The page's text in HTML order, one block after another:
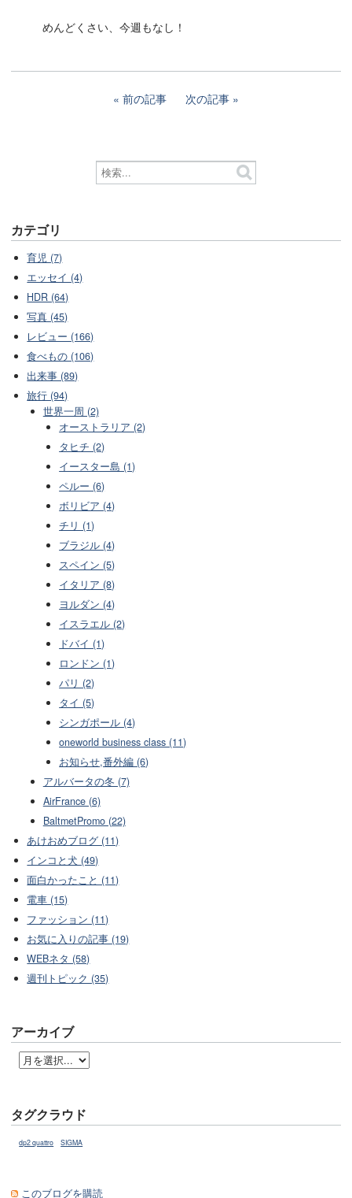
めんどくさい、今週もなし！
前の記事 次の記事
カテゴリ
育児 (7)
エッセイ (4)
HDR (64)
写真 (45)
レビュー (166)
食べもの (106)
出来事 (89)
旅行 (94)
世界一周 (2)
オーストラリア (2)
タヒチ (2)
イースター島 (1)
ペルー (6)
ボリビア (4)
チリ (1)
ブラジル (4)
スペイン (5)
イタリア (8)
ヨルダン (4)
イスラエル (2)
ドバイ (1)
ロンドン (1)
パリ (2)
タイ (5)
シンガポール (4)
oneworld business class (11)
お知らせ,番外編 (6)
アルバータの冬 (7)
AirFrance (6)
BaltmetPromo (22)
あけおめブログ (11)
インコと犬 (49)
面白かったこと (11)
電車 (15)
ファッション (11)
お気に入りの記事 (19)
WEBネタ (58)
週刊トピック (35)
アーカイブ
タグクラウド
dp2 quattro SIGMA
このブログを購読